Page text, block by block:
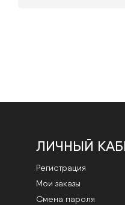
ЛИЧНЫЙ
Регистрация
Мои заказы
Смена пароля